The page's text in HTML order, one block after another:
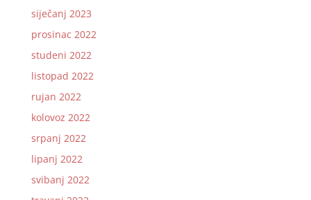
siječanj 2023
prosinac 2022
studeni 2022
listopad 2022
rujan 2022
kolovoz 2022
srpanj 2022
lipanj 2022
svibanj 2022